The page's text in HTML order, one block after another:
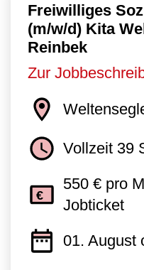
Freiwilliges
(m/w/d) Kita
Reinbek
Zur
Vollzeit 39
550 € pro
Jobticket
01. August